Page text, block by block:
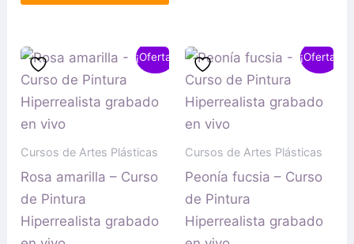
¡Oferta!
Cursos de Artes Plásticas
Rosa amarilla – Curso
de Pintura
Hiperrealista grabado
El
original
era:
199,90 €.
El
precio
es:
¡Oferta!
Cursos de Artes Plásticas
Peonía fucsia – Curso
de Pintura
Hiperrealista grabado
El
original
era:
199,90 €.
El
precio
es: